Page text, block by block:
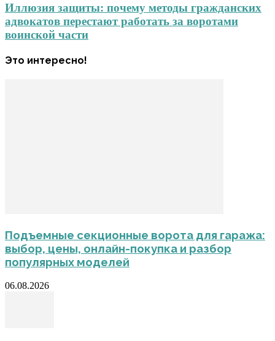
Иллюзия защиты: почему методы гражданских
адвокатов перестают работать за воротами
воинской части
Это интересно!
Подъемные секционные ворота для гаража:
выбор, цены, онлайн-покупка и разбор
популярных моделей
06.08.2026